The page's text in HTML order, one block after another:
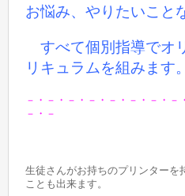
お悩み、やりたいこと
すべて個別指導でオ
リキュラムを組みます。
－・－・－・－・－・－・－・－
－・－
生徒さんがお持ちのプリンターを
ことも出来ます。